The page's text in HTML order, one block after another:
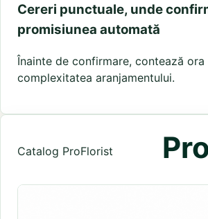
Cereri punctuale, unde
promisiunea automată
Înainte de confirmare, contează
complexitatea aranjamentului.
Catalog ProFlorist